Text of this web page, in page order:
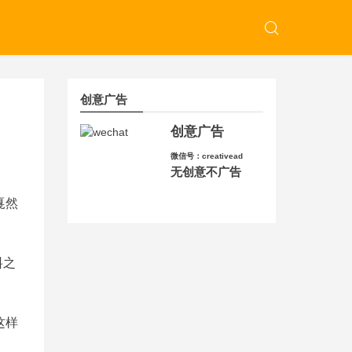
然
样
创意广告
创意广告
微信号：creativead
无创意不广告